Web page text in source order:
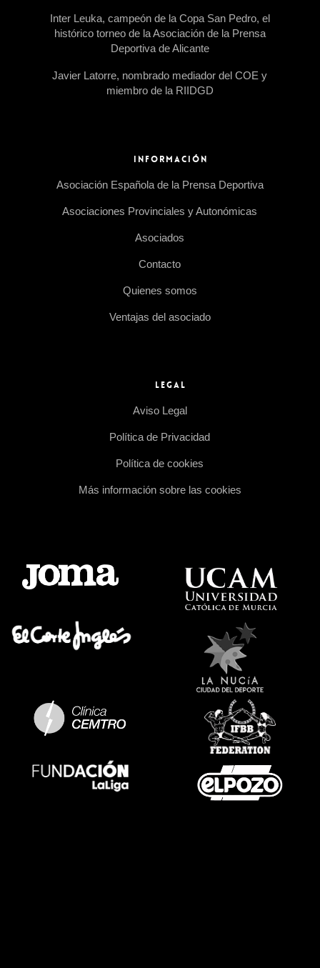
Inter Leuka, campeón de la Copa San Pedro, el
histórico torneo de la Asociación de la Prensa
Deportiva de Alicante
Javier Latorre, nombrado mediador del COE y
miembro de la RIIDGD
INFORMACIÓN
Asociación Española de la Prensa Deportiva
Asociaciones Provinciales y Autonómicas
Asociados
Contacto
Quienes somos
Ventajas del asociado
LEGAL
Aviso Legal
Política de Privacidad
Política de cookies
Más información sobre las cookies